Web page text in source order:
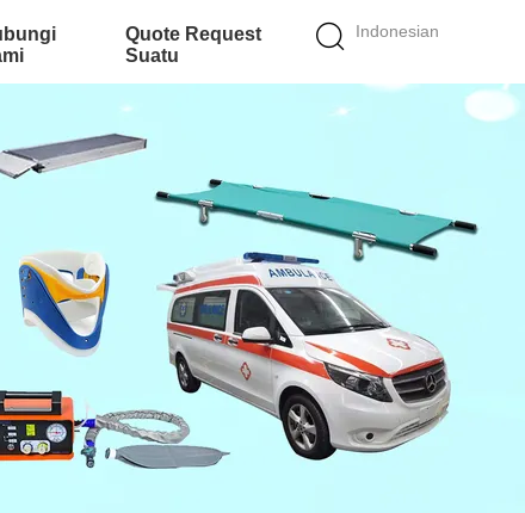
Indonesian
Quote Request
Suatu